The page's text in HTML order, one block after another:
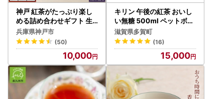
神戸 紅茶がたっぷり楽し
める詰め合わせギフト 生
紅茶6種
兵庫県神戸市
(50)
10,000
キリン 午後の紅茶 おいし
い無糖 500ml ペットボト
ル × 24本 | 紅茶
滋賀県多賀町
(16)
15,000